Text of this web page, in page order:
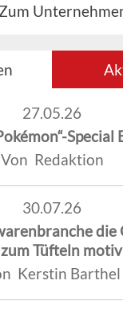
Zum
27.05.26
Special
Von Redaktion
30.07.26
die
Tüfteln
Kerstin Barthel